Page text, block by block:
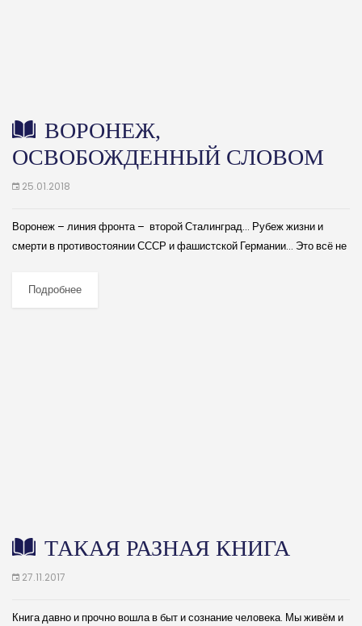
ВОРОНЕЖ,
ОСВОБОЖДЕННЫЙ СЛОВОМ
25.01.2018
Воронеж – линия фронта – второй Сталинград… Рубеж жизни и
смерти в противостоянии СССР и фашистской Германии… Это всё не
духоподъёмно в...
Подробнее
ТАКАЯ РАЗНАЯ КНИГА
27.11.2017
Книга давно и прочно вошла в быт и сознание человека. Мы живём и